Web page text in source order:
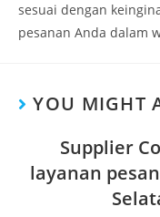
sesuai dengan
pesanan Anda dalam
YOU MIGHT
Supplier
layanan